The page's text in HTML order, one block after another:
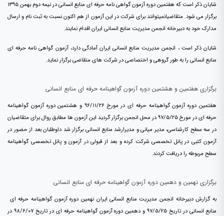
شایان ذکر است که هفتمین دوره آزمون گواهی نامه حرفه ای منابع انسانی در نیمه دوم بهمن ۱۳۹۵
برگزار می شود. متقاضیانمی­توانند برای شرکت در این آزمون از هم اکنون نسبت به ثبت نام و ارسال
مدارک خود به دبیرخانه انجمن مدیریت منابع انسانی ایران اقدام نمایند.
شایان ذکر است ، انجمن مدیریت منابع انسانی ایران آمادگی دارد، آزمون گواهی نامه حرفه ای
منابع انسانی را به طور گروهی و اختصاصی در شرکت های متقاضی برگزار نماید.
برگزاری هفتمین و هشتمین دوره آزمون گواهینامه حرفه ای منابع انسانی
هفتمین دوره آزمون گواهینامه حرفه ای در مورخ ۹۶/۱۱/۲۶ و هشتمین دوره آزمون گواهینامه
حرفه ای در مورخ ۹۷/۵/۲۵ در محل انجمن برگزار گردید این آزمون ها مطابق روال برای متقاضیان
در سه سطح کارشناسی، مدیر میانی و مدیرارشد منابع انسانی برگزار شد داوطلبان بعد از حضور در
آزمون کتبی در پانل تخصصی شرکت کرده و بعد از قبولی در آزمون و پانل تخصصی گواهینامه
سطح مربوطه را دریافت کردند.
برگزاری نهمین و دهمین دوره آزمون گواهینامه حرفه ای منابع انسانی
به گزارش دبیرخانه انجمن مدیریت منابع انسانی ایران نهمین دوره آزمون گواهینامه حرفه ای
منابع انسانی در تاریخ ۹۷/۵/۲۵ و دهمین دوره آزمون گواهینامه حرفه ای در تاریخ ۹۸/۶/۰۷ در